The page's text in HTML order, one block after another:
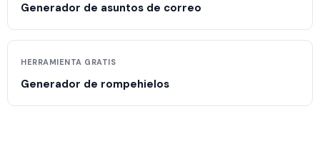
Generador de asuntos de correo
HERRAMIENTA GRATIS
Generador de rompehielos